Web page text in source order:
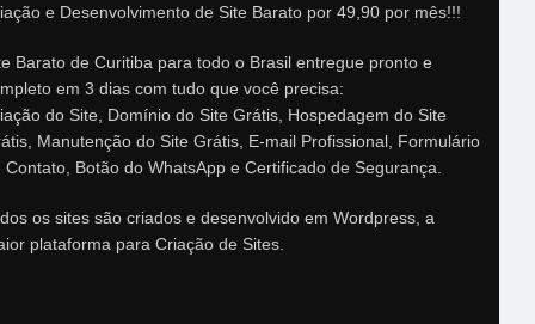
e Desenvolvimento de Site Barato por 49,90 por mês!!!
Barato de Curitiba para todo o Brasil entregue pronto e
em 3 dias com tudo que você precisa:
do Site, Domínio do Site Grátis, Hospedagem do Site
Manutenção do Site Grátis, E-mail Profissional, Formulário
Contato, Botão do WhatsApp e Certificado de Segurança.
os sites são criados e desenvolvido em Wordpress, a
plataforma para Criação de Sites.